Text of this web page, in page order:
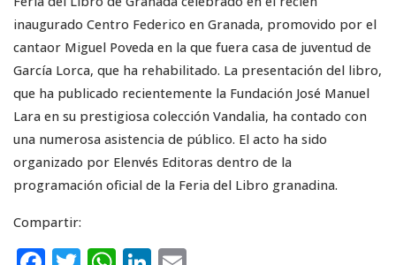
inaugurado Centro Federico en Granada, promovido por el
cantaor Miguel Poveda en la que fuera casa de juventud de
García Lorca, que ha rehabilitado. La presentación del libro,
que ha publicado recientemente la Fundación José Manuel
Lara en su prestigiosa colección Vandalia, ha contado con
una numerosa asistencia de público. El acto ha sido
organizado por Elenvés Editoras dentro de la
programación oficial de la Feria del Libro granadina.
Compartir: